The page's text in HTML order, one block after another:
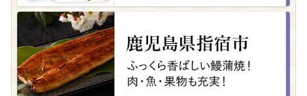
熊本県小国町
小国町出身画家「坂本善三」氏のデザインティ
ッシュ50箱（150組300枚）セット